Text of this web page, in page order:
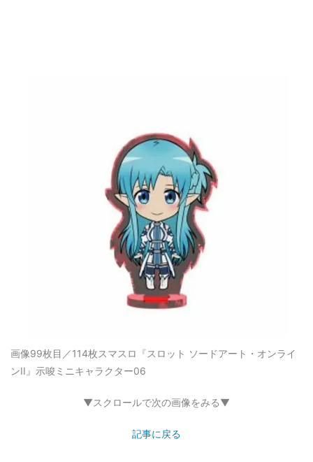
画像99枚目／114枚スマスロ『スロット ソードアート・オンライ
ンII』示唆ミニキャラクター06
▼スクロールで次の画像をみる▼
記事に戻る